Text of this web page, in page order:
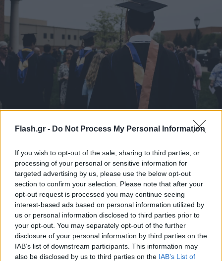
Flash.gr - Do Not Process My Personal Information
If you wish to opt-out of the sale, sharing to third parties, or
processing of your personal or sensitive information for
targeted advertising by us, please use the below opt-out
section to confirm your selection. Please note that after your
opt-out request is processed you may continue seeing
interest-based ads based on personal information utilized by
us or personal information disclosed to third parties prior to
your opt-out. You may separately opt-out of the further
disclosure of your personal information by third parties on the
IAB’s list of downstream participants. This information may
also be disclosed by us to third parties on the IAB’s List of
Σκάνδαλο σε AEI της βόρειας Ελλάδας: Εργαζόταν
παράνομα για 18 χρόνια με συγγενικές «πλάτες»
Συμμετείχε και σε χρηματοδοτούμενα ερευνητικά προγράμματα.
09.04.2025 07:00
Συντακτική
Flash.gr